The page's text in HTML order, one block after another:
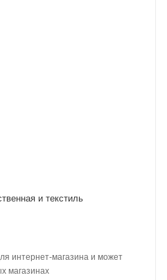
и текстиль
интернет-магазина и может
магазинах